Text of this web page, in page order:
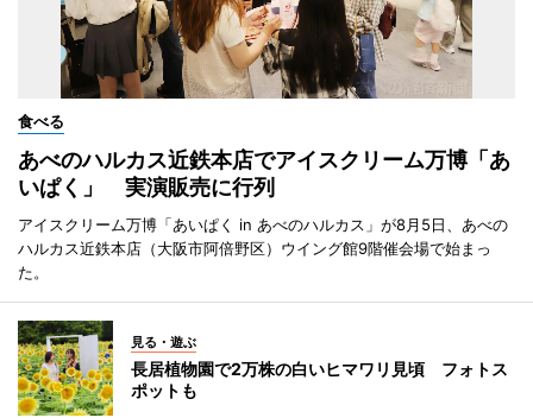
食べる
あべのハルカス近鉄本店でアイスクリーム万博「あ
いぱく」 実演販売に行列
アイスクリーム万博「あいぱく in あべのハルカス」が8月5日、あべの
ハルカス近鉄本店（大阪市阿倍野区）ウイング館9階催会場で始まっ
た。
見る・遊ぶ
長居植物園で2万株の白いヒマワリ見頃 フォトス
ポットも